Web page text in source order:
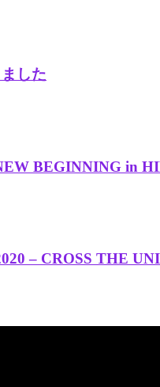
した
BEGINNING in
– CROSS THE